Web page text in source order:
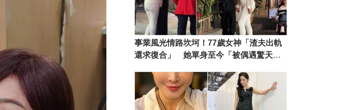
事業風光情路坎坷！77歲女神「渣夫出軌
還求復合」 她單身至今「被偶遇驚天一